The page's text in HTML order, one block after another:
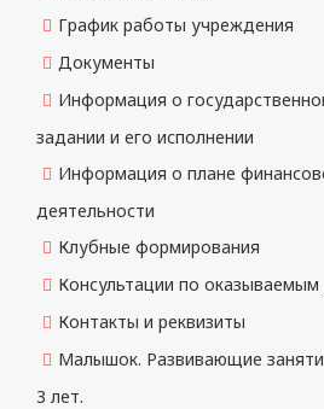
График работы учреждения
Документы
Информация о
задании и его исполнении
Информация о плане
деятельности
Клубные формирования
Консультации по оказываемым
Контакты и реквизиты
Малышок. Развивающие
3 лет.